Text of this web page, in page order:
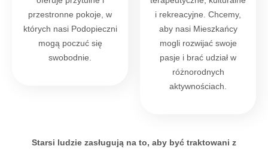
przestronne pokoje, w
których nasi Podopieczni
mogą poczuć się
swobodnie.
i rekreacyjne. Chcemy,
aby nasi Mieszkańcy
mogli rozwijać swoje
pasje i brać udział w
różnorodnych
aktywnościach.
Starsi ludzie zasługują na to, aby być traktowani z